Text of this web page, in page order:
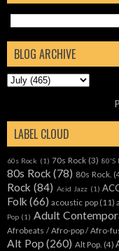
BLOG ARCHIVE
LABEL CLOUD
60s Rock (1) 70s Rock (3) 80'S
80s Rock (78) 80s Rock.
Rock (84) Acid Jazz (1)
Folk (66) acoustic pop (11)
Pop (1) Adult
Afrobeats / Afro-pop / Afro-
Alt Pop (260) Alt Pop. (4)